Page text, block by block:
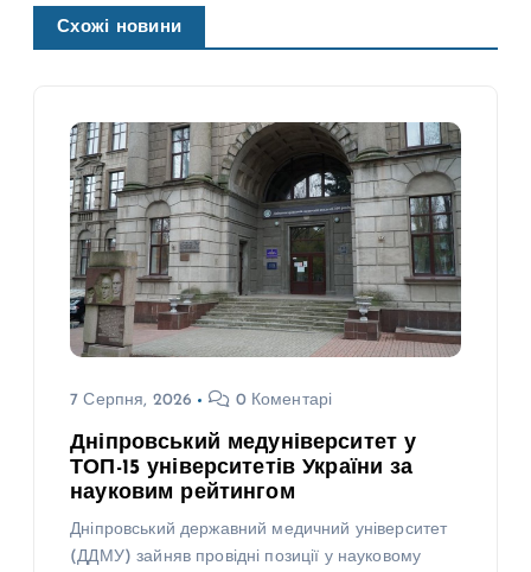
Схожі новини
7 Серпня, 2026 0 Коментарі
Дніпровський медуніверситет у
ТОП-15 університетів України за
науковим рейтингом
Дніпровський державний медичний університет
(ДДМУ) зайняв провідні позиції у науковому